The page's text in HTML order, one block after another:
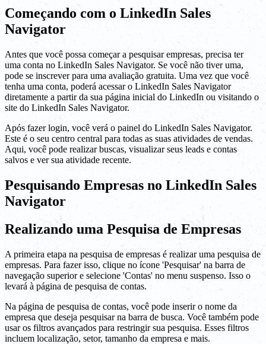
Começando com o LinkedIn Sales
Navigator
Antes que você possa começar a pesquisar empresas, precisa ter
uma conta no LinkedIn Sales Navigator. Se você não tiver uma,
pode se inscrever para uma avaliação gratuita. Uma vez que você
tenha uma conta, poderá acessar o LinkedIn Sales Navigator
diretamente a partir da sua página inicial do LinkedIn ou visitando o
site do LinkedIn Sales Navigator.
Após fazer login, você verá o painel do LinkedIn Sales Navigator.
Este é o seu centro central para todas as suas atividades de vendas.
Aqui, você pode realizar buscas, visualizar seus leads e contas
salvos e ver sua atividade recente.
Pesquisando Empresas no LinkedIn Sales
Navigator
Realizando uma Pesquisa de Empresas
A primeira etapa na pesquisa de empresas é realizar uma pesquisa de
empresas. Para fazer isso, clique no ícone 'Pesquisar' na barra de
navegação superior e selecione 'Contas' no menu suspenso. Isso o
levará à página de pesquisa de contas.
Na página de pesquisa de contas, você pode inserir o nome da
empresa que deseja pesquisar na barra de busca. Você também pode
usar os filtros avançados para restringir sua pesquisa. Esses filtros
incluem localização, setor, tamanho da empresa e mais.